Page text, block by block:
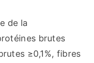
de la
brutes
≥0,1%, fibres